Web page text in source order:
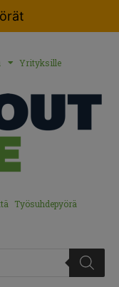
Yrityksille
Työsuhdepyörä